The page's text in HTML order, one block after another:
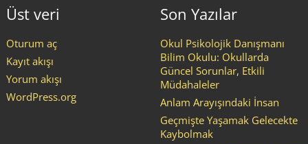
Üst veri
Oturum aç
Kayıt akışı
Yorum akışı
WordPress.org
Son Yazılar
Okul Psikolojik Danışmanı
Bilim Okulu: Okullarda
Güncel Sorunlar, Etkili
Müdahaleler
Anlam Arayışındaki İnsan
Geçmişte Yaşamak Gelecekte
Kaybolmak